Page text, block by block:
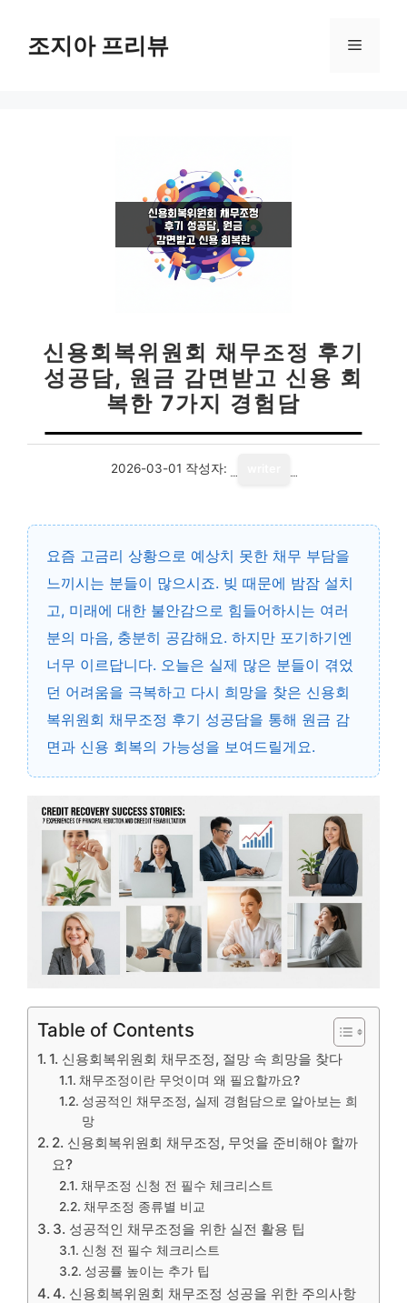
조지아 프리뷰 메
신용회복위원회 채무조정 후기
성공담, 원금 감면받고 신용 회
복한 7가지 경험담
2026-03-01 작성자:
요즘 고금리 상황으로 예상치 못한 채무 부담을
느끼시는 분들이 많으시죠. 빚 때문에 밤잠 설치
고, 미래에 대한 불안감으로 힘들어하시는 여러
분의 마음, 충분히 공감해요. 하지만 포기하기엔
너무 이르답니다. 오늘은 실제 많은 분들이 겪었
던 어려움을 극복하고 다시 희망을 찾은 신용회
복위원회 채무조정 후기 성공담을 통해 원금 감
면과 신용 회복의 가능성을 보여드릴게요.
Table of Contents
1. 신용회복위원회 채무조정, 절망 속 희망을 찾다
채무조정이란 무엇이며 왜 필요할까요?
성공적인 채무조정, 실제 경험담으로 알아보는 희
망
2. 신용회복위원회 채무조정, 무엇을 준비해야 할까
요?
채무조정 신청 전 필수 체크리스트
채무조정 종류별 비교
3. 성공적인 채무조정을 위한 실전 활용 팁
신청 전 필수 체크리스트
성공률 높이는 추가 팁
4. 신용회복위원회 채무조정 성공을 위한 주의사항